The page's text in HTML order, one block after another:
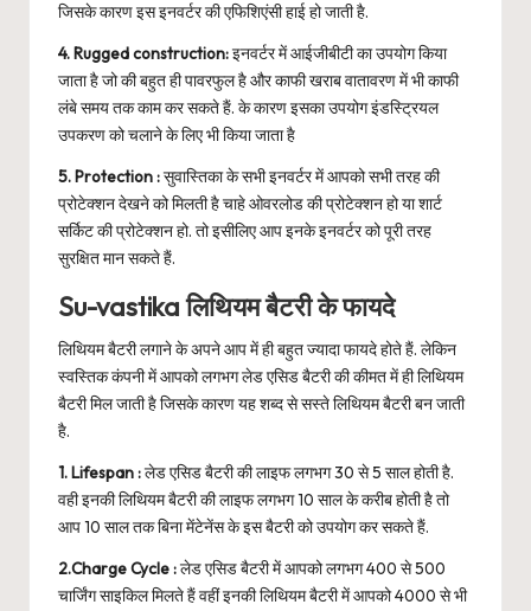
जिसके कारण इस इनवर्टर की एफिशिएंसी हाई हो जाती है.
4. Rugged construction:इनवर्टर में आईजीबीटी का उपयोग किया
जाता है जो की बहुत ही पावरफुल है और काफी खराब वातावरण में भी काफी
लंबे समय तक काम कर सकते हैं. के कारण इसका उपयोग इंडस्ट्रियल
उपकरण को चलाने के लिए भी किया जाता है
5. Protection :सुवास्तिका के सभी इनवर्टर में आपको सभी तरह की
प्रोटेक्शन देखने को मिलती है चाहे ओवरलोड की प्रोटेक्शन हो या शार्ट
सर्किट की प्रोटेक्शन हो. तो इसीलिए आप इनके इनवर्टर को पूरी तरह
सुरक्षित मान सकते हैं.
Su-vastika लिथियम बैटरी के फायदे
लिथियम बैटरी लगाने के अपने आप में ही बहुत ज्यादा फायदे होते हैं. लेकिन
स्वस्तिक कंपनी में आपको लगभग लेड एसिड बैटरी की कीमत में ही लिथियम
बैटरी मिल जाती है जिसके कारण यह शब्द से सस्ते लिथियम बैटरी बन जाती
है.
1. Lifespan :लेड एसिड बैटरी की लाइफ लगभग 30 से 5 साल होती है.
वही इनकी लिथियम बैटरी की लाइफ लगभग 10 साल के करीब होती है तो
आप 10 साल तक बिना मेंटेनेंस के इस बैटरी को उपयोग कर सकते हैं.
2.Charge Cycle :लेड एसिड बैटरी में आपको लगभग 400 से 500
चार्जिंग साइकिल मिलते हैं वहीं इनकी लिथियम बैटरी में आपको 4000 से भी